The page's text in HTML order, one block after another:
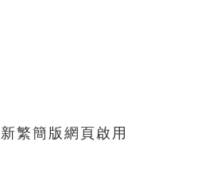
繁簡版網頁啟用